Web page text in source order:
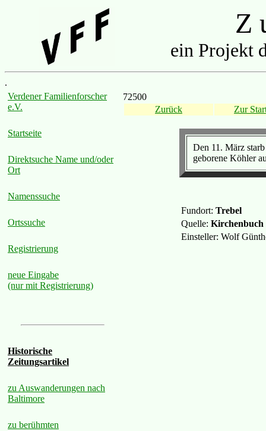
Z
ein Projekt
.
Verdener Familienforscher
e.V.
Startseite
Direktsuche Name und/oder
Ort
Namenssuche
Ortssuche
Registrierung
neue Eingabe
(nur mit Registrierung)
Historische
Zeitungsartikel
zu Auswanderungen nach
Baltimore
zu berühmten
72500
Zurück
Zur
Den 11. März
geborene Köhler
Fundort: Trebel
Quelle: Kirchenbuch
Einsteller: Wolf